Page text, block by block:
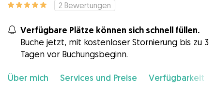
2 Bewertungen
Verfügbare Plätze können sich schnell füllen.
Buche jetzt, mit kostenloser Stornierung bis zu 3
Tagen vor Buchungsbeginn.
Über mich Services und Preise Verfügbarkeit